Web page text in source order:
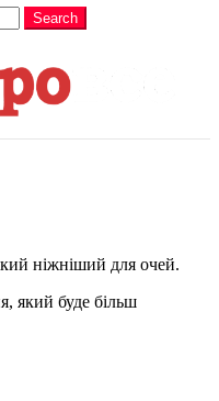
Search
ніжніший для очей.
який буде більш